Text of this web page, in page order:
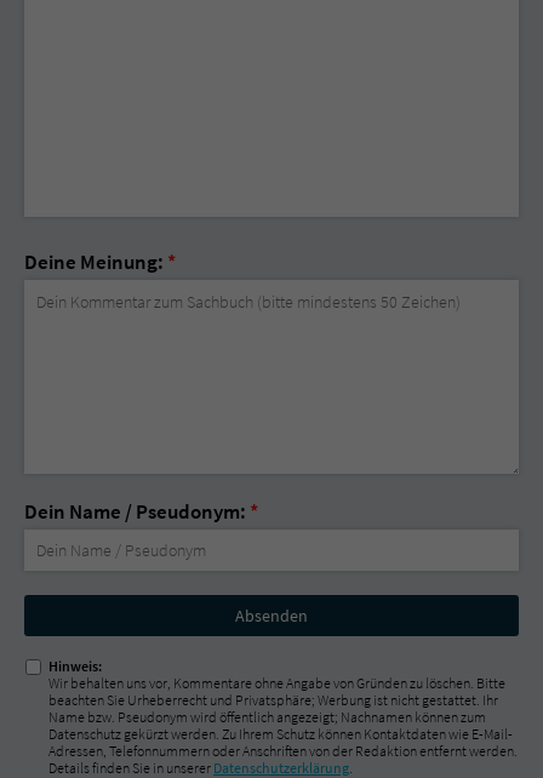
Deine Meinung: *
Dein Name / Pseudonym: *
Nicht
ausfüllen!
Hinweis:
Wir behalten uns vor, Kommentare ohne Angabe von Gründen zu löschen. Bitte
beachten Sie Urheberrecht und Privatsphäre; Werbung ist nicht gestattet. Ihr
Name bzw. Pseudonym wird öffentlich angezeigt; Nachnamen können zum
Datenschutz gekürzt werden. Zu Ihrem Schutz können Kontaktdaten wie E-Mail-
Adressen, Telefonnummern oder Anschriften von der Redaktion entfernt werden.
Details finden Sie in unserer Datenschutzerklärung